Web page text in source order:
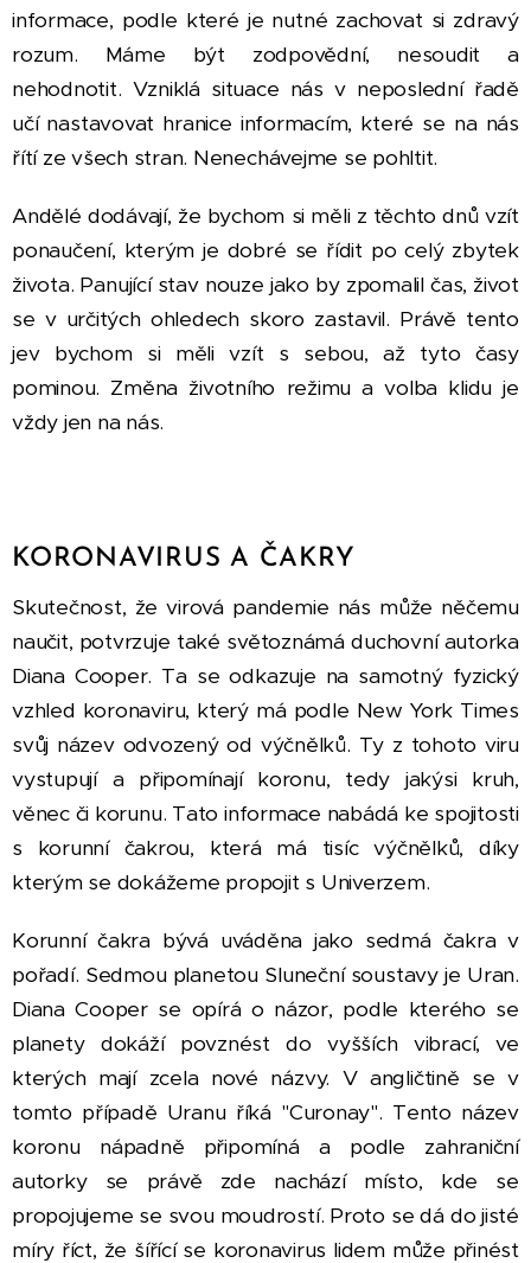
informace, podle které je nutné zachovat si zdravý
rozum. Máme být zodpovědní, nesoudit a
nehodnotit. Vzniklá situace nás v neposlední řadě
učí nastavovat hranice informacím, které se na nás
řítí ze všech stran. Nenechávejme se pohltit.
Andělé dodávají, že bychom si měli z těchto dnů vzít
ponaučení, kterým je dobré se řídit po celý zbytek
života. Panující stav nouze jako by zpomalil čas, život
se v určitých ohledech skoro zastavil. Právě tento
jev bychom si měli vzít s sebou, až tyto časy
pominou. Změna životního režimu a volba klidu je
vždy jen na nás.
KORONAVIRUS A ČAKRY
Skutečnost, že virová pandemie nás může něčemu
naučit, potvrzuje také světoznámá duchovní autorka
Diana Cooper. Ta se odkazuje na samotný fyzický
vzhled koronaviru, který má podle New York Times
svůj název odvozený od výčnělků. Ty z tohoto viru
vystupují a připomínají koronu, tedy jakýsi kruh,
věnec či korunu. Tato informace nabádá ke spojitosti
s korunní čakrou, která má tisíc výčnělků, díky
kterým se dokážeme propojit s Univerzem.
Korunní čakra bývá uváděna jako sedmá čakra v
pořadí. Sedmou planetou Sluneční soustavy je Uran.
Diana Cooper se opírá o názor, podle kterého se
planety dokáží povznést do vyšších vibrací, ve
kterých mají zcela nové názvy. V angličtině se v
tomto případě Uranu říká "Curonay". Tento název
koronu nápadně připomíná a podle zahraniční
autorky se právě zde nachází místo, kde se
propojujeme se svou moudrostí. Proto se dá do jisté
míry říct, že šířící se koronavirus lidem může přinést